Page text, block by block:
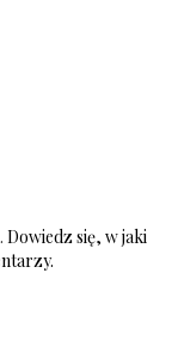
Dowiedz się, w jaki